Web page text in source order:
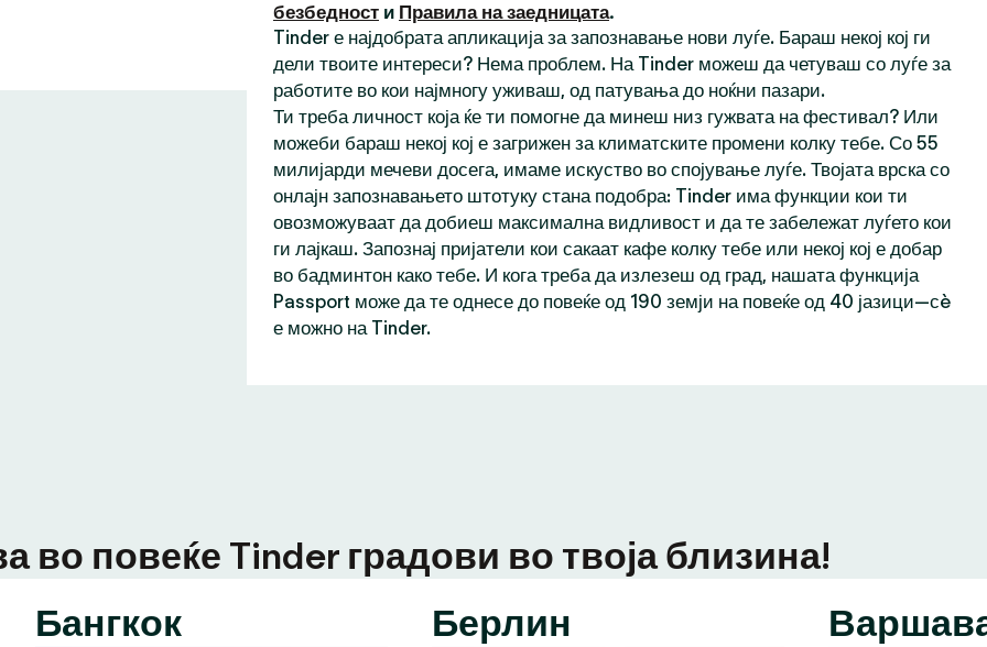
безбедност и Правила на заедницата.
Tinder е најдобрата апликација за запознавање нови луѓе. Бараш некој кој ги
дели твоите интереси? Нема проблем. На Tinder можеш да четуваш со луѓе за
работите во кои најмногу уживаш, од патувања до ноќни пазари.
Ти треба личност која ќе ти помогне да минеш низ гужвата на фестивал? Или
можеби бараш некој кој е загрижен за климатските промени колку тебе. Со 55
милијарди мечеви досега, имаме искуство во спојување луѓе. Твојата врска со
онлајн запознавањето штотуку стана подобра: Tinder има функции кои ти
овозможуваат да добиеш максимална видливост и да те забележат луѓето кои
ги лајкаш. Запознај пријатели кои сакаат кафе колку тебе или некој кој е добар
во бадминтон како тебе. И кога треба да излезеш од град, нашата функција
Passport може да те однесе до повеќе од 190 земји на повеќе од 40 јазици—сè
е можно на Tinder.
во повеќе Tinder градови во твоја близина!
Бангкок
Берлин